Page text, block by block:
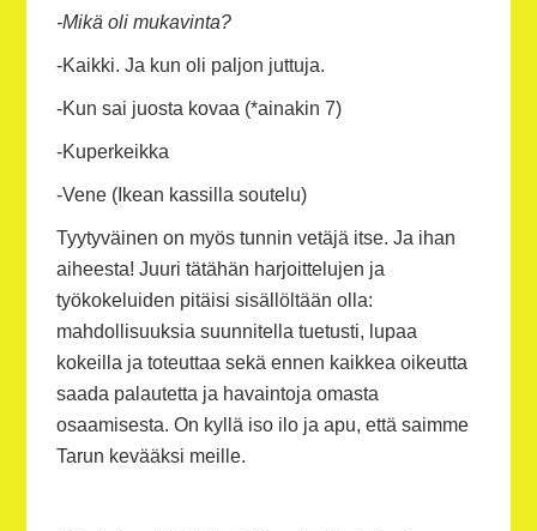
-Mikä oli mukavinta?
-Kaikki. Ja kun oli paljon juttuja.
-Kun sai juosta kovaa (*ainakin 7)
-Kuperkeikka
-Vene (Ikean kassilla soutelu)
Tyytyväinen on myös tunnin vetäjä itse. Ja ihan
aiheesta! Juuri tätähän harjoittelujen ja
työkokeluiden pitäisi sisällöltään olla:
mahdollisuuksia suunnitella tuetusti, lupaa
kokeilla ja toteuttaa sekä ennen kaikkea oikeutta
saada palautetta ja havaintoja omasta
osaamisesta. On kyllä iso ilo ja apu, että saimme
Tarun kevääksi meille.